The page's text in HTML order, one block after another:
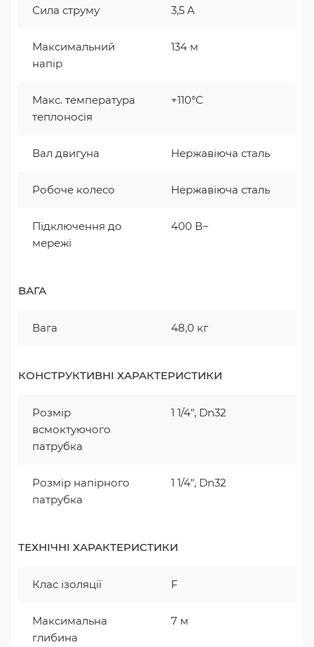
Сила струму 3,5 A
Максимальний
напір
134 м
Макс. температура
теплоносія
+110°С
Вал двигуна Нержавіюча сталь
Робоче колесо Нержавіюча сталь
Підключення до
мережі
400 В~
ВАГА
Вага 48,0 кг
КОНСТРУКТИВНІ ХАРАКТЕРИСТИКИ
Розмір
всмоктуючого
патрубка
1 1/4", Dn32
Розмір напірного
патрубка
1 1/4", Dn32
ТЕХНІЧНІ ХАРАКТЕРИСТИКИ
Клас ізоляції F
Максимальна
глибина
7 м